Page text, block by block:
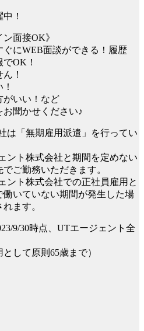
！
面接OK》
にWEB面談ができる！履歴
OK！
！
がいい！など
聞かせください♪
は「無期雇用派遣」を行ってい
ント株式会社と期間を定めない
ご勤務いただきます。
ント株式会社での正社員雇用と
いていない期間が発生した場
ます。
9/30時点、UTエージェント全
して原則65歳まで）